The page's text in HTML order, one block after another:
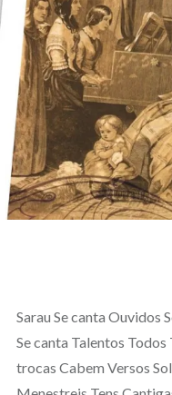
Sarau Se canta Ouvidos
Se canta Talentos
trocas Cabem Versos